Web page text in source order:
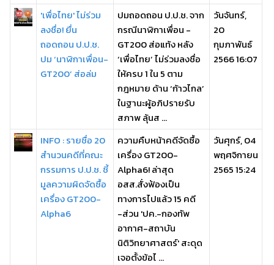
'เพื่อไทย' ไม่ร่วม
ลงชื่อ! ยื่น
ถอดถอน ป.ป.ช.
ปม ‘นาฬิกาเพื่อน-
GT200’ ส่อล่ม
ปมถอดถอน ป.ป.ช. จาก
กรณีนาฬิกาเพื่อน -
GT200 ส่อแท้ง หลัง
‘เพื่อไทย’ ไม่ร่วมลงชื่อ
ให้ครบ 1 ใน 5 ตาม
กฎหมาย ด้าน ‘ก้าวไกล’
ในฐานะผู้อภิปรายรับ
สภาพ ลุ้นส ...
วันจันทร์,
20
กุมภาพันธ์
2566 16:07
INFO : รายชื่อ 20
สำนวนคดีที่คณะ
กรรมการ ป.ป.ช. ชี้
มูลความผิดจัดซื้อ
เครื่อง GT200-
Alpha6
ความคืบหน้าคดีจัดซื้อ
เครื่อง GT200-
Alpha6! ล่าสุด
อสส.สั่งฟ้องเป็น
ทางการไปแล้ว 15 คดี
-ส่วน 'ปค.-กองทัพ
อากาศ-สถาบัน
นิติวิทยาศาสตร์' สะดุด
เจอตั้งข้อไ ...
วันศุกร์, 04
พฤศจิกายน
2565 15:24